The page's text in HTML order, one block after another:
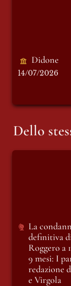
Didone
14/07/2026
Dello
La
definitiva
Roggero a
9 mesi: I
redazione
e Virgola